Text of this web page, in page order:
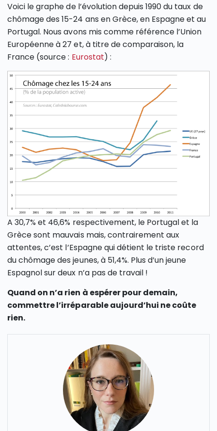
Voici le graphe de l’évolution depuis 1990 du taux de
chômage des 15-24 ans en Grèce, en Espagne et au
Portugal. Nous avons mis comme référence l’Union
Européenne à 27 et, à titre de comparaison, la
France (source : Eurostat) :
A 30,7% et 46,6% respectivement, le Portugal et la
Grèce sont mauvais mais, contrairement aux
attentes, c’est l’Espagne qui détient le triste record
du chômage des jeunes, à 51,4%. Plus d’un jeune
Espagnol sur deux n’a pas de travail !
Quand on n’a rien à espérer pour demain,
commettre l’irréparable aujourd’hui ne coûte
rien.